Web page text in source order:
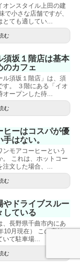
オンスタイル上田の建
で小さな店舗ですが、
ても適してい...
む
須坂１階店は基本
のカフェ
ル須坂１階店」は、須
す。 ３階にある「イオ
ープンした待...
む
ヒーはコスパが優
はない。
モアコーヒーという
。 これは、ホットコー
文した場合、...
む
やドライブスルー
している
、長野県千曲市内にあ
10月現在） この店舗
て駐車場...
む